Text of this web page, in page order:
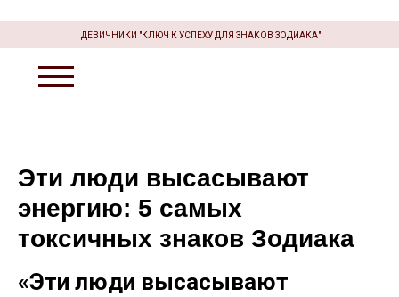
ДЕВИЧНИКИ "КЛЮЧ К УСПЕХУ ДЛЯ ЗНАКОВ ЗОДИАКА"
Эти люди высасывают
энергию: 5 самых
токсичных знаков Зодиака
«Эти люди высасывают